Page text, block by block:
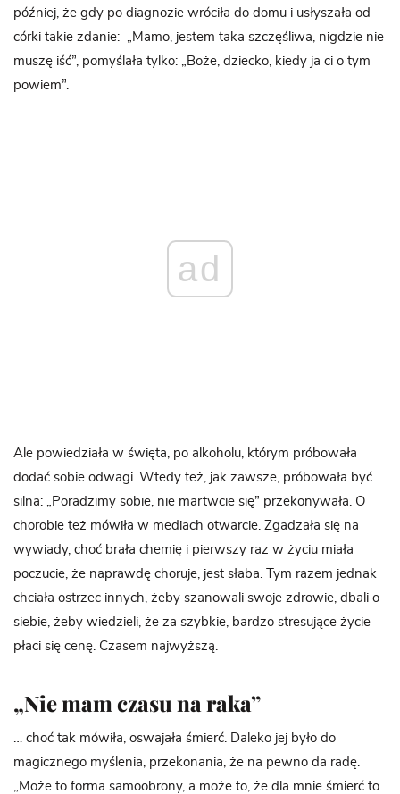
później, że gdy po diagnozie wróciła do domu i usłyszała od
córki takie zdanie:
„Mamo, jestem taka szczęśliwa, nigdzie nie
muszę iść”, pomyślała tylko: „Boże, dziecko, kiedy ja ci o tym
powiem”.
ad
Ale powiedziała w święta, po alkoholu, którym próbowała
dodać sobie odwagi. Wtedy też, jak zawsze, próbowała być
silna: „Poradzimy sobie, nie martwcie się” przekonywała. O
chorobie też mówiła w mediach otwarcie. Zgadzała się na
wywiady, choć brała chemię i pierwszy raz w życiu miała
poczucie, że naprawdę choruje, jest słaba. Tym razem jednak
chciała ostrzec innych, żeby szanowali swoje zdrowie, dbali o
siebie, żeby wiedzieli, że za szybkie, bardzo stresujące życie
płaci się cenę. Czasem najwyższą.
„Nie mam czasu na raka”
… choć tak mówiła, oswajała śmierć. Daleko jej było do
magicznego myślenia, przekonania, że na pewno da radę.
„Może to forma samoobrony, a może to, że dla mnie śmierć to